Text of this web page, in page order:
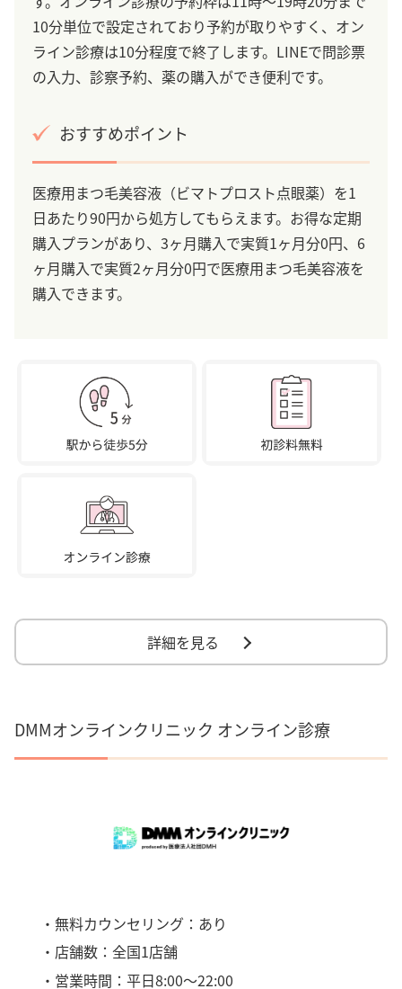
10分単位で設定されており予約が取りやすく、オン
ライン診療は10分程度で終了します。LINEで問診票
の入力、診察予約、薬の購入ができ便利です。
おすすめポイント
医療用まつ毛美容液（ビマトプロスト点眼薬）を1
日あたり90円から処方してもらえます。お得な定期
購入プランがあり、3ヶ月購入で実質1ヶ月分0円、6
ヶ月購入で実質2ヶ月分0円で医療用まつ毛美容液を
購入できます。
詳細を見る
DMMオンラインクリニック オンライン診療
・無料カウンセリング：あり
・店舗数：全国1店舗
・営業時間：平日8:00〜22:00